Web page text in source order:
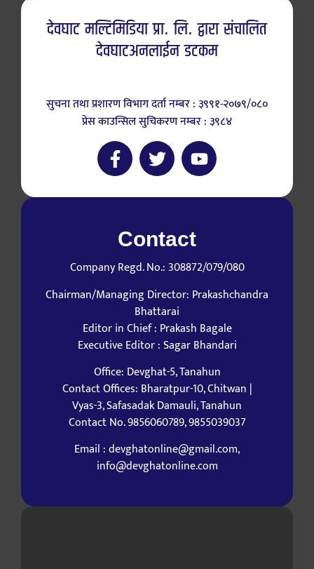
देवघाट मल्टिमिडिया प्रा. लि. द्वारा संचालित
देवघाटअनलाईन डटकम
सुचना तथा प्रशारण विभाग दर्ता नम्बर : ३९९१-२०७९/०८०
प्रेस काउन्सिल सुचिकरण नम्बर : ३९८४
Contact
Company Regd. No.: 308872/079/080
Chairman/Managing Director: Prakashchandra
Bhattarai
Editor in Chief : Prakash Bagale
Executive Editor : Sagar Bhandari
Office: Devghat-5, Tanahun
Contact Offices: Bharatpur-10, Chitwan |
Vyas-3, Safasadak Damauli, Tanahun
Contact No. 9856060789, 9855039037
Email : devghatonline@gmail.com,
info@devghatonline.com